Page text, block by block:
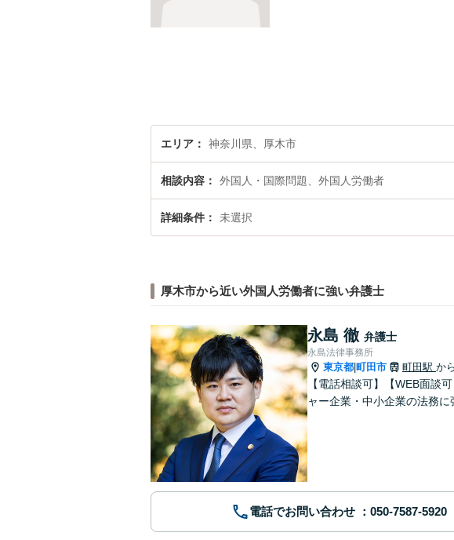
エリア 神奈川県、厚木市
相談内容 外国人・国際問題、外国人労働者
詳細条件 未選択
厚木市から近い外国人労働者に強い弁護士
永島 徹 弁護士
永島法律事務所
東京都 町田市 町田駅 か
【電話相談可】【WEB面談
ャー企業・中小企業の法務
電話でお問い合わせ